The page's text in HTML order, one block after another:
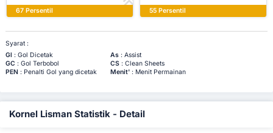
67 Persentil
55 Persentil
Syarat :
Gl : Gol Dicetak As: Assist
GC : Gol Terbobol CS: Clean Sheets
PEN: Penalti Gol yang dicetak Menit': Menit Permainan
Kornel Lisman Statistik - Detail